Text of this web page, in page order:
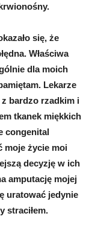
się, że
Właściwa
dla moich
Lekarze
bardzo rzadkim i
tkanek miękkich
congenital
moje życie moi
decyzję w ich
amputację mojej
uratować jedynie
straciłem.